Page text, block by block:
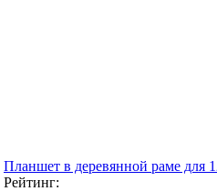
Планшет в деревянной раме
Рейтинг: